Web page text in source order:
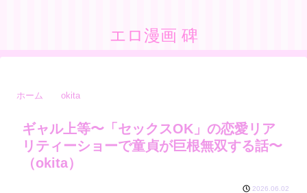
エロ漫画 碑
ホーム okita
ギャル上等〜「セックスOK」の恋愛リア
リティーショーで童貞が巨根無双する話〜
（okita）
2026.06.02